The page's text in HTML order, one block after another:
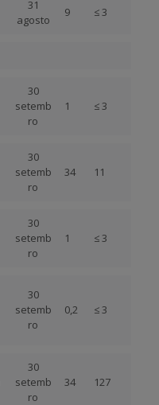
31
agosto
9 ≤ 3
30
setemb
ro
1 ≤ 3
30
setemb
ro
34 11
30
setemb
ro
1 ≤ 3
30
setemb
ro
0,2 ≤ 3
30
setemb
ro
34 127